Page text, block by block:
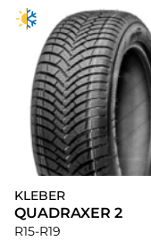
KLEBER
QUADRAXER 2
R15-R19